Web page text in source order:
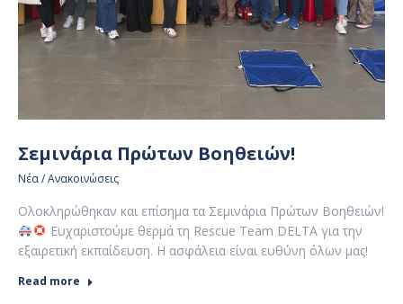
Σεμινάρια Πρώτων Βοηθειών!
Νέα / Ανακοινώσεις
Ολοκληρώθηκαν και επίσημα τα Σεμινάρια Πρώτων Βοηθειών!
Ευχαριστούμε θερμά τη Rescue Team DELTA για την
εξαιρετική εκπαίδευση. Η ασφάλεια είναι ευθύνη όλων μας!
Read more